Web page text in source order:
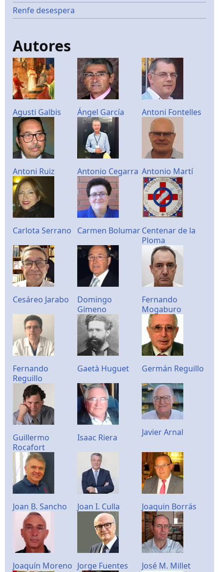
Renfe desespera
Autores
Agusti Galbis Ángel García Antoni Fontelles
Antoni Ruiz Antonio Cegarra Antonio Martí
Carlota Serrano Carmen BolumarCentenar de la
Ploma
Cesáreo Jarabo
Domingo
Gimeno
Fernando
Mogaburo
Fernando
Reguillo
Gaetà Huguet Germán Reguillo
Guillermo
Rocafort
Isaac Riera Javier Arnal
Joan B. Sancho Joan I. Culla Joaquin Borrás
Joaquín Moreno Jorge Fuentes José M. Millet